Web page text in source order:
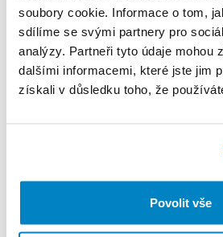
soubory cookie. Informace o tom,
sdílíme se svými partnery pro
analýzy. Partneři tyto údaje mohou
dalšími informacemi, které jste jim
získali v důsledku toho, že
Povolit vše
Produkt v obchodě
Podmínky pronájmu